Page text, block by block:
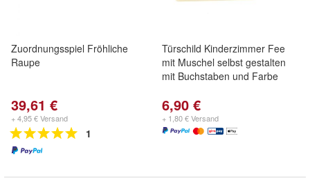
Zuordnungsspiel Fröhliche
Raupe
39,61 €
+ 4,95 € Versand
1
Türschild Kinderzimmer Fee
mit Muschel selbst gestalten
mit Buchstaben und Farbe
6,90 €
+ 1,80 € Versand